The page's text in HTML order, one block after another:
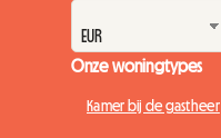
Onze woningtypes
Kamer bij de gastheer